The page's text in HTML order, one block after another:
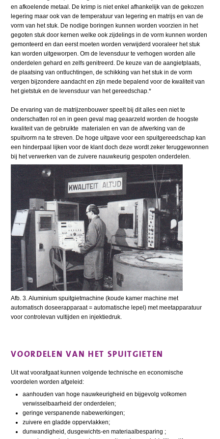
en afkoelende metaal. De krimp is niet enkel afhankelijk van de gekozen
legering maar ook van de temperatuur van legering en matrijs en van de
vorm van het stuk. De nodige boringen kunnen worden voorzien in het
gegoten stuk door kernen welke ook zijdelings in de vorm kunnen worden
gemonteerd en dan eerst moeten worden verwijderd vooraleer het stuk
kan worden uitgeworpen. Om de levensduur te verhogen worden alle
onderdelen gehard en zelfs genitreerd. De keuze van de aangietplaats,
de plaatsing van ontluchtingen, de schikking van het stuk in de vorm
vergen bijzondere aandacht en zijn mede bepalend voor de kwaliteit van
het gietstuk en de levensduur van het gereedschap.*
De ervaring van de matrijzenbouwer speelt bij dit alles een niet te
onderschatten rol en in geen geval mag geaarzeld worden de hoogste
kwaliteit van de gebruikte materialen en van de afwerking van de
spuitvorm na te streven. De hoge uitgave voor een spuitgereedschap kan
een hinderpaal lijken voor de klant doch deze wordt zeker teruggewonnen
bij het verwerken van de zuivere nauwkeurig gespoten onderdelen.
Afb. 3. Aluminium spuitgietmachine (koude kamer machine met
automatisch doseerapparaat = automatische lepel) met meetapparatuur
voor controlevan vultijden en injektiedruk.
VOORDELEN VAN HET SPUITGIETEN
Uit wat voorafgaat kunnen volgende technische en economische
voordelen worden afgeleid:
aanhouden van hoge nauwkeurigheid en bijgevolg volkomen
verwisselbaarheid der onderdelen;
geringe verspanende nabewerkingen;
zuivere en gladde oppervlakken;
dunwandigheid, dusgewichts-en materiaalbesparing ;